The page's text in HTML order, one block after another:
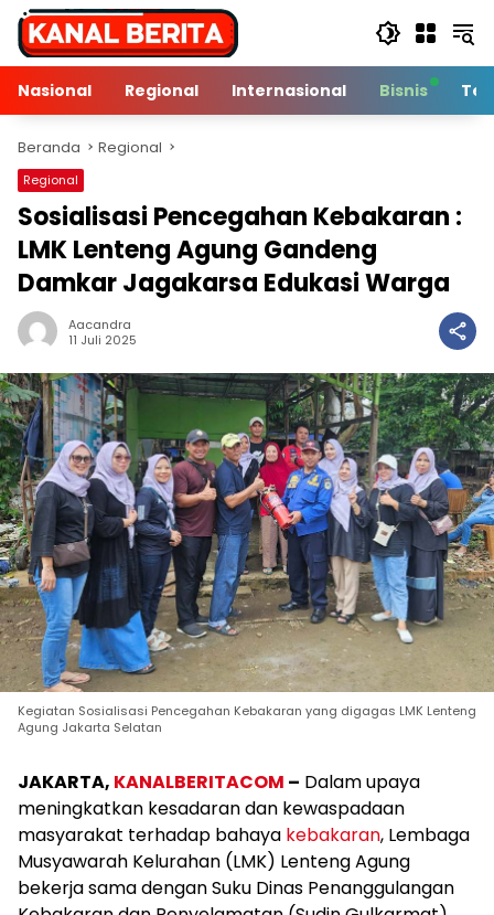
Langsung
konten
Nasional
Regional Internasional Bisnis
Beranda Regional
Regional
Sosialisasi Pencegahan Kebakaran :
LMK Lenteng Agung Gandeng
Damkar Jagakarsa Edukasi Warga
Aacandra
11 Juli 2025
Kegiatan Sosialisasi Pencegahan Kebakaran yang digagas LMK Lenteng
Agung Jakarta Selatan
JAKARTA, KANALBERITACOM – Dalam upaya
meningkatkan kesadaran dan kewaspadaan
masyarakat terhadap bahaya kebakaran, Lembaga
Musyawarah Kelurahan (LMK) Lenteng Agung
bekerja sama dengan Suku Dinas Penanggulangan